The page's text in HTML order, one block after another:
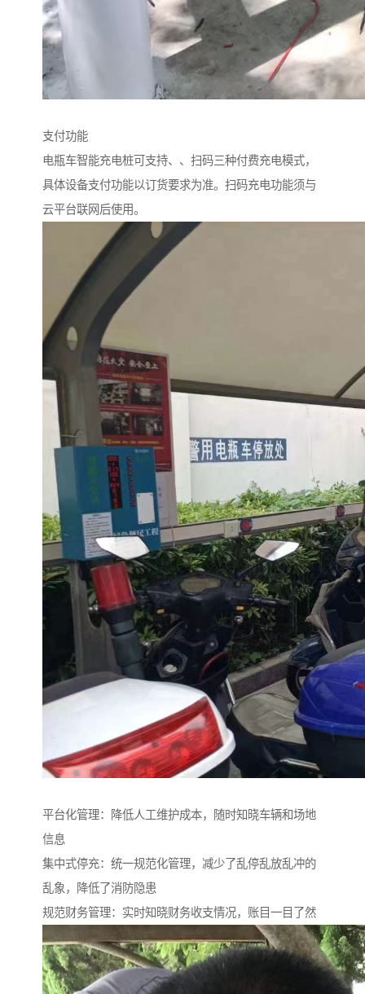
支付功能
电瓶车智能充电桩可支持、、扫码三种付费充电模式，
具体设备支付功能以订货要求为准。扫码充电功能须与
云平台联网后使用。
平台化管理：降低人工维护成本，随时知晓车辆和场地
信息
集中式停充：统一规范化管理，减少了乱停乱放乱冲的
乱象，降低了消防隐患
规范财务管理：实时知晓财务收支情况，账目一目了然